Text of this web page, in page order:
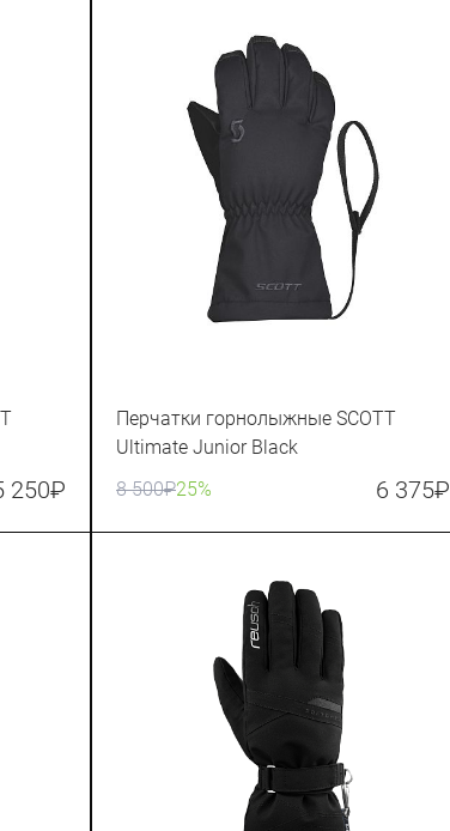
250₽
Перчатки горнолыжные SCOTT
Ultimate Junior Black
8 500₽25% 6 375₽